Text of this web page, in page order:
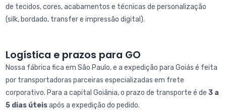
de tecidos, cores, acabamentos e técnicas de personalização
(silk, bordado, transfer e impressão digital).
Logística e prazos para GO
Nossa fábrica fica em São Paulo, e a expedição para Goiás é feita
por transportadoras parceiras especializadas em frete
corporativo. Para a capital Goiânia, o prazo de transporte é de 3 a
5 dias úteisapós a expedição do pedido.